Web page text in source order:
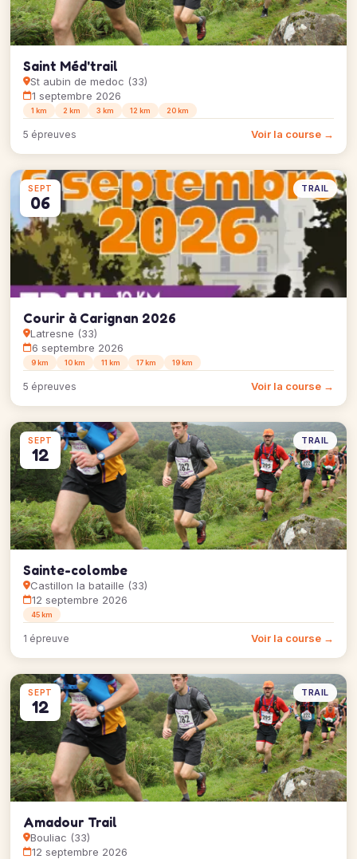
Saint Méd'trail
St aubin de medoc (33)
1 septembre 2026
1 km 2 km 3 km 12 km 20 km
5 épreuves Voir la course →
SEPT
06
TRAIL
Courir à Carignan 2026
Latresne (33)
6 septembre 2026
9 km 10 km 11 km 17 km 19 km
5 épreuves Voir la course →
SEPT
12
TRAIL
Sainte-colombe
Castillon la bataille (33)
12 septembre 2026
45 km
1 épreuve Voir la course →
SEPT
12
TRAIL
Amadour Trail
Bouliac (33)
12 septembre 2026